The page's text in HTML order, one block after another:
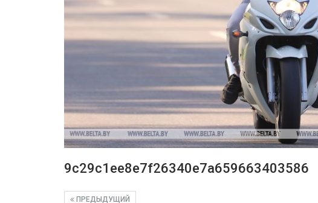
9c29c1ee8e7f26340e7a659663403586
ПРЕДЫДУЩИЙ